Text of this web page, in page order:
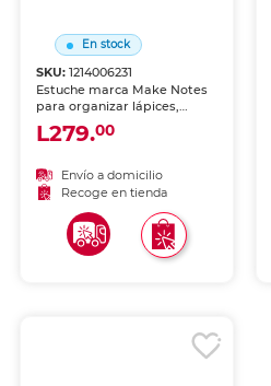
En stock
SKU:1214006231
Estuche marca Make Notes
para organizar lápices,
bolígrafos y útiles. Cierre
seguro y diseño práctico
mochila o cartera.
L279.00
Envío a domicilio
Recoge en tienda